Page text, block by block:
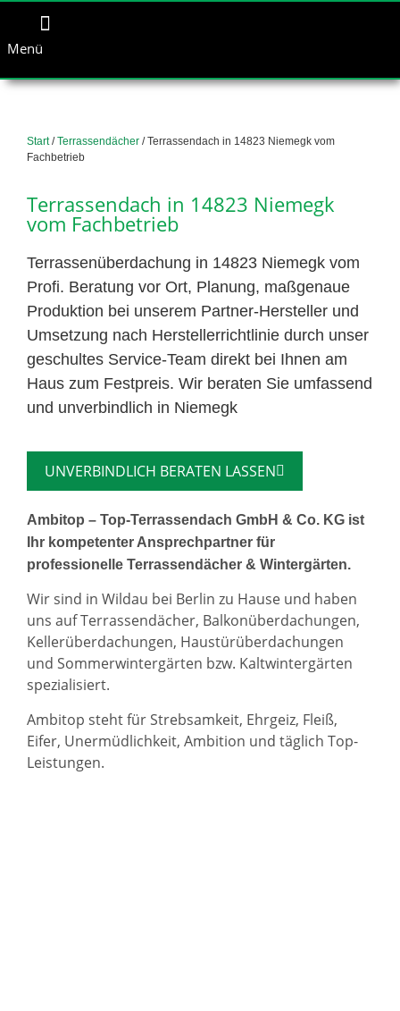
Menü
Start/Terrassendächer / Terrassendach in 14823 Niemegk vom
Fachbetrieb
Terrassendach in 14823 Niemegk
vom Fachbetrieb
Terrassenüberdachung in 14823 Niemegk vom
Profi. Beratung vor Ort, Planung, maßgenaue
Produktion bei unserem Partner-Hersteller und
Umsetzung nach Herstellerrichtlinie durch unser
geschultes Service-Team direkt bei Ihnen am
Haus zum Festpreis. Wir beraten Sie umfassend
und unverbindlich in Niemegk
UNVERBINDLICH BERATEN LASSEN
Ambitop – Top-Terrassendach GmbH & Co. KG ist
Ihr kompetenter Ansprechpartner für
professionelle Terrassendächer & Wintergärten.
Wir sind in Wildau bei Berlin zu Hause und haben
uns auf Terrassendächer, Balkonüberdachungen,
Kellerüberdachungen, Haustürüberdachungen
und Sommerwintergärten bzw. Kaltwintergärten
spezialisiert.
Ambitop steht für Strebsamkeit, Ehrgeiz, Fleiß,
Eifer, Unermüdlichkeit, Ambition und täglich Top-
Leistungen.